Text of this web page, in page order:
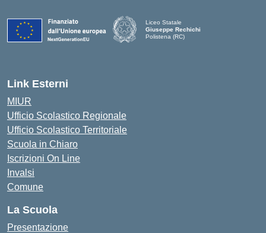
Liceo Statale
Giuseppe Rechichi
Polistena (RC)
Link Esterni
MIUR
Ufficio Scolastico Regionale
Ufficio Scolastico Territoriale
Scuola in Chiaro
Iscrizioni On Line
Invalsi
Comune
La Scuola
Presentazione